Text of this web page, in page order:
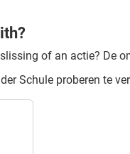
of an actie? De
Schule proberen te